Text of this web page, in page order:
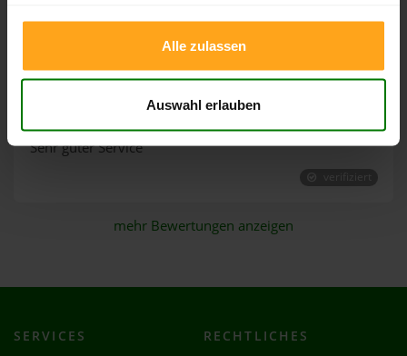
Alle zulassen
Auswahl erlauben
12.06.2026
von Christine aus Loimersdorf
3.500 kg von
Sehr guter Service
verifiziert
mehr Bewertungen anzeigen
SERVICES RECHTLICHES